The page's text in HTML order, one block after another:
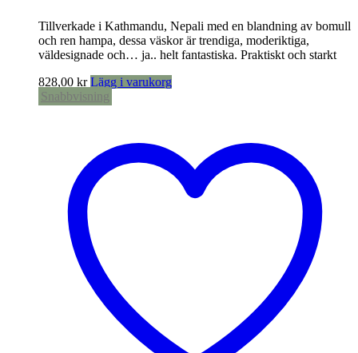
Tillverkade i Kathmandu, Nepali med en blandning av bomull
och ren hampa, dessa väskor är trendiga, moderiktiga,
väldesignade och… ja.. helt fantastiska. Praktiskt och starkt
828,00 kr Lägg i varukorg
Snabbvisning